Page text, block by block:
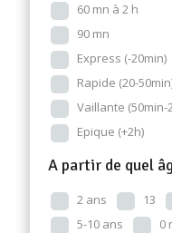
60 mn à 2 h
90 mn
Express (-20min)
Rapide (20-
Vaillante (50min-
Epique (+2h)
A partir de quel
2 ans 13
5-10 ans
0